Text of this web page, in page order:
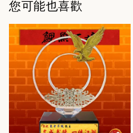
您可能也喜歡